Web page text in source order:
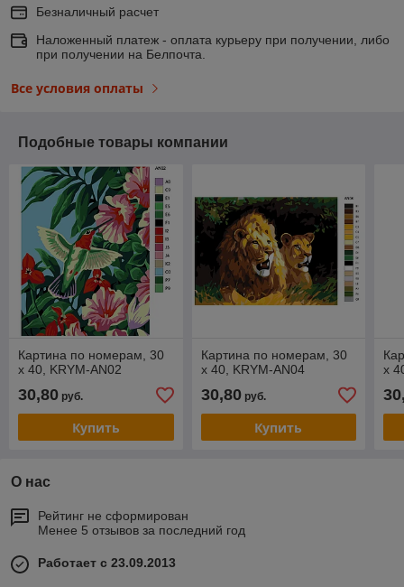
Безналичный расчет
Наложенный платеж - оплата курьеру при получении, либо
при получении на Белпочта.
Все условия оплаты
Подобные товары компании
Картина по номерам, 30
x 40, KRYM-AN02
30,80 руб.
Купить
Картина по номерам, 30
x 40, KRYM-AN04
30,80руб.
Купить
x
О нас
Рейтинг не сформирован
Менее 5 отзывов за последний год
Работает с 23.09.2013